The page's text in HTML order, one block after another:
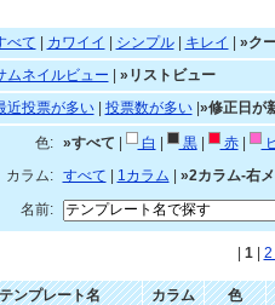
べて カワイイ シンプル| キレイ »ク
ムネイルビュー
»リストビュー
近投票が多い| 投票数が多い| »修正日が
色: »すべて 白 黒| 赤|
カラム:
すべて 1カラム »2カラム-右
名前:
1 2
テンプレート名 カラム 色